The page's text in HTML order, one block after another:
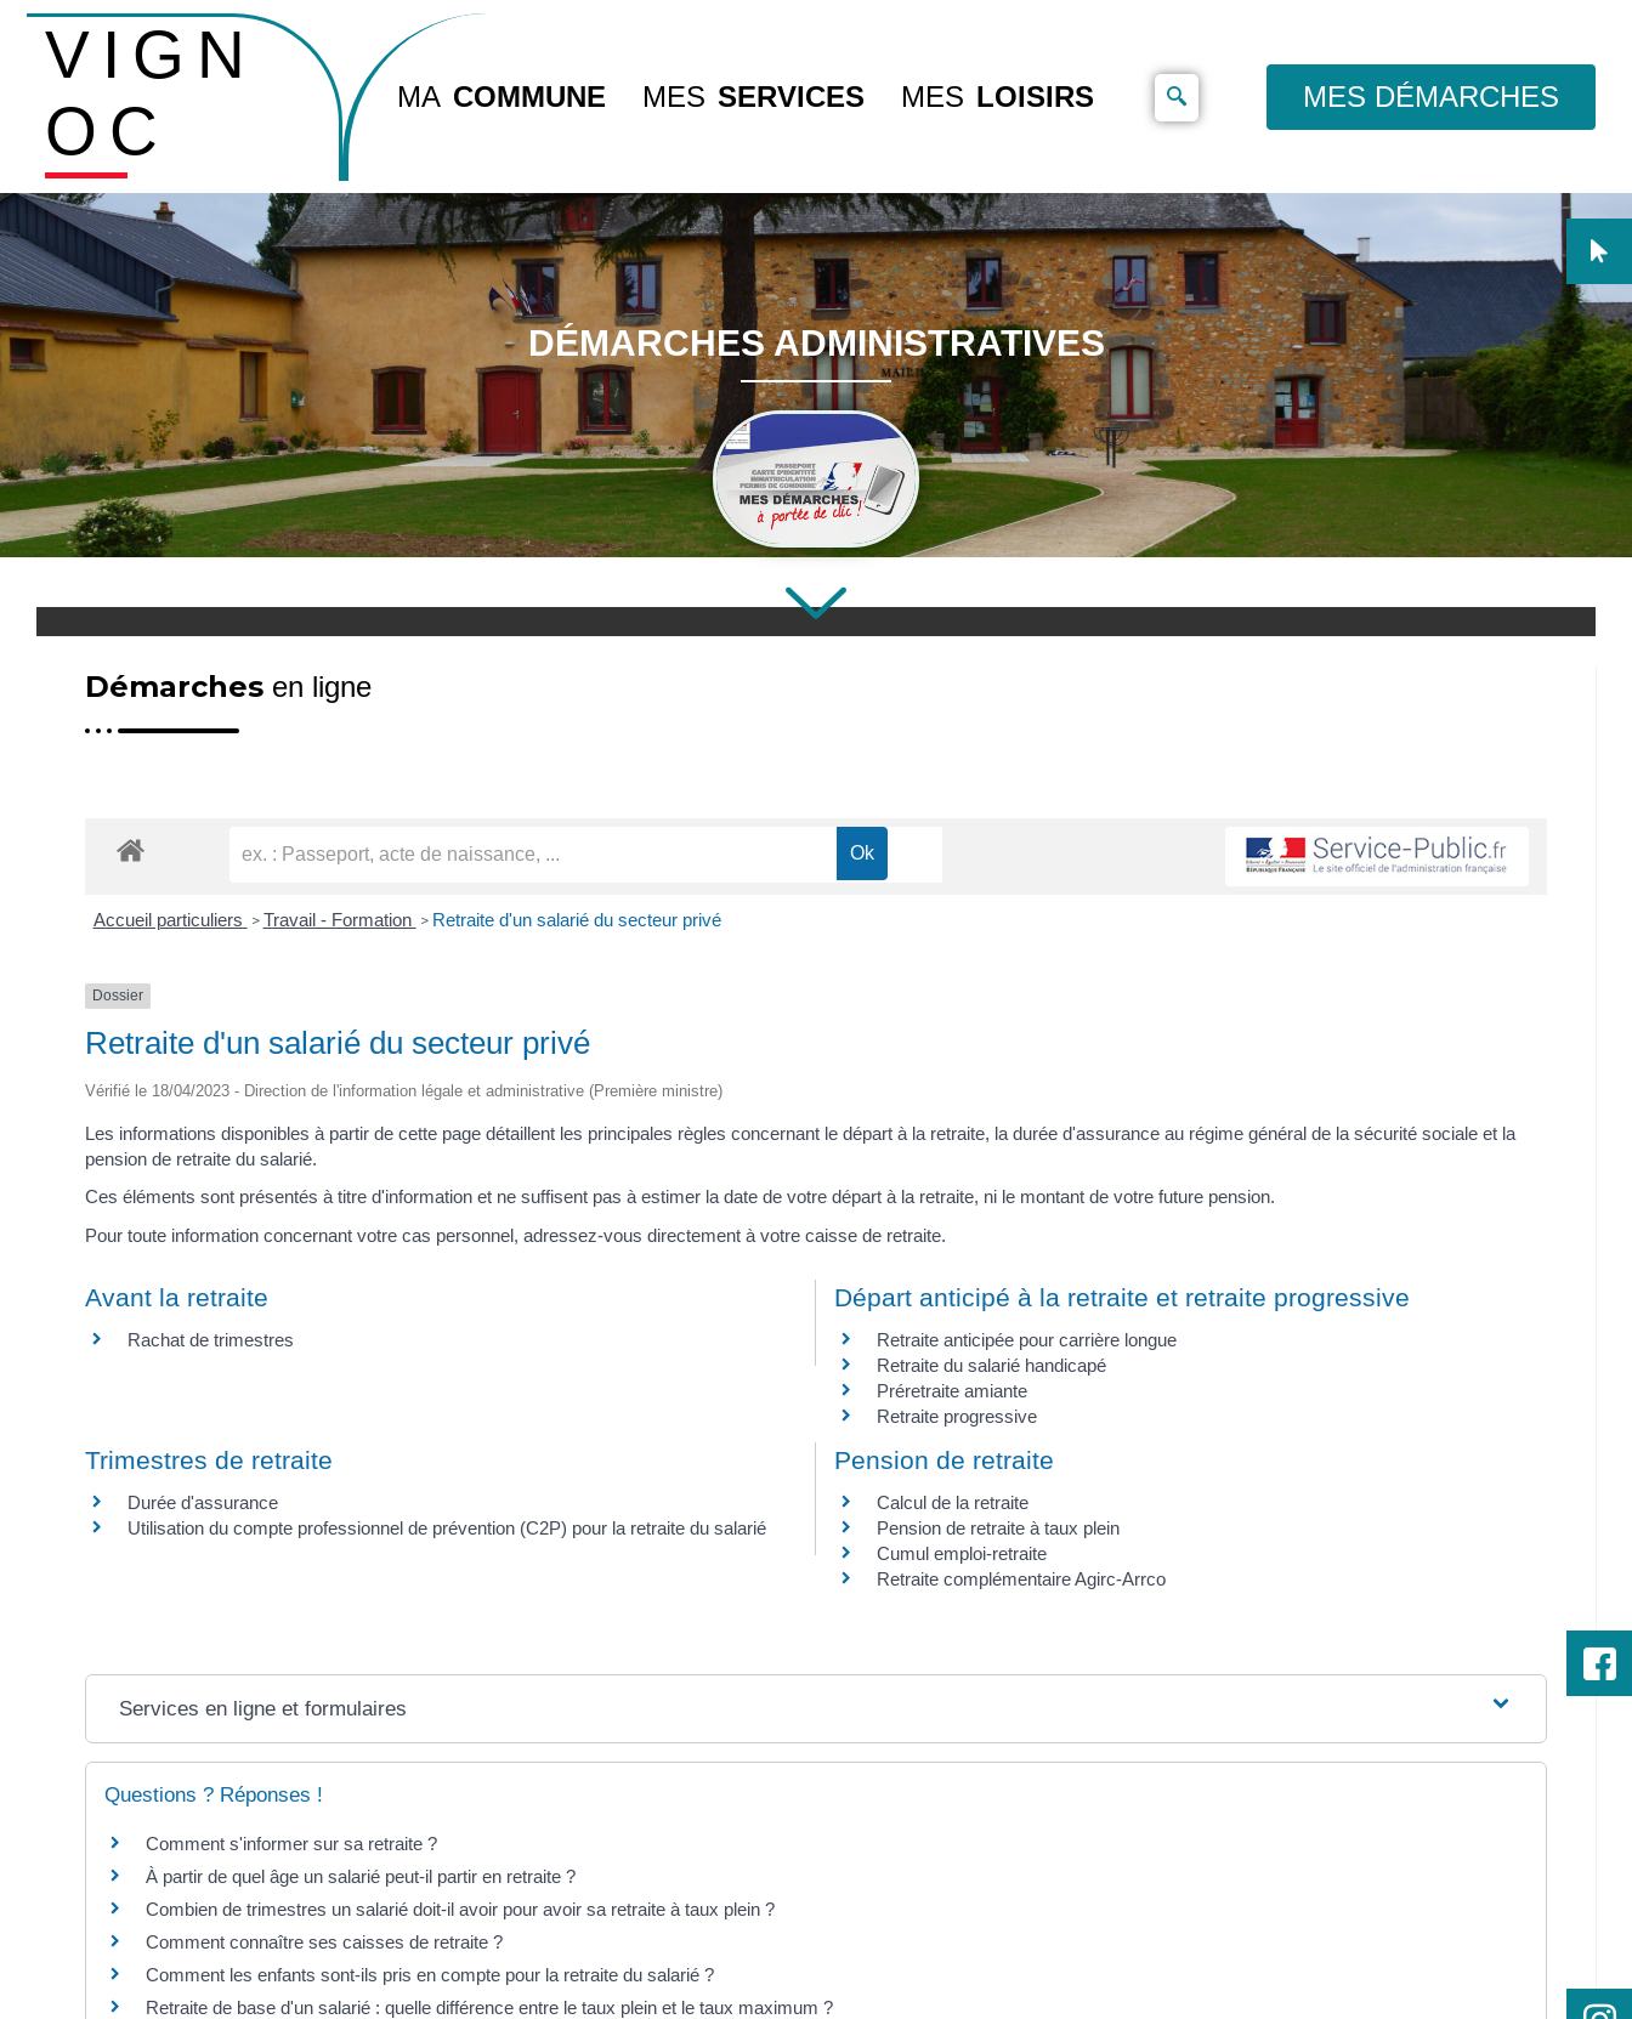
VIGN
OC
MA COMMUNE MES SERVICES MES LOISIRS MES DÉMARCHES
DÉMARCHES ADMINISTRATIVES
Démarches en ligne
Accueil particuliers > Travail - Formation > Retraite d'un salarié du secteur privé
Dossier
Retraite d'un salarié du secteur privé
Vérifié le 18/04/2023 - Direction de l'information légale et administrative (Première ministre)
Les informations disponibles à partir de cette page détaillent les principales règles concernant le départ à la retraite, la durée d'assurance au régime général de la sécurité sociale et la
pension de retraite du salarié.
Ces éléments sont présentés à titre d'information et ne suffisent pas à estimer la date de votre départ à la retraite, ni le montant de votre future pension.
Pour toute information concernant votre cas personnel, adressez-vous directement à votre caisse de retraite.
Avant la retraite
Rachat de trimestres
Départ anticipé à la retraite et retraite progressive
Retraite anticipée pour carrière longue
Retraite du salarié handicapé
Préretraite amiante
Retraite progressive
Trimestres de retraite
Durée d'assurance
Utilisation du compte professionnel de prévention (C2P) pour la retraite du salarié
Pension de retraite
Calcul de la retraite
Pension de retraite à taux plein
Cumul emploi-retraite
Retraite complémentaire Agirc-Arrco
Services en ligne et formulaires
Questions ? Réponses !
Comment s'informer sur sa retraite ?
À partir de quel âge un salarié peut-il partir en retraite ?
Combien de trimestres un salarié doit-il avoir pour avoir sa retraite à taux plein ?
Comment connaître ses caisses de retraite ?
Comment les enfants sont-ils pris en compte pour la retraite du salarié ?
Retraite de base d'un salarié : quelle différence entre le taux plein et le taux maximum ?